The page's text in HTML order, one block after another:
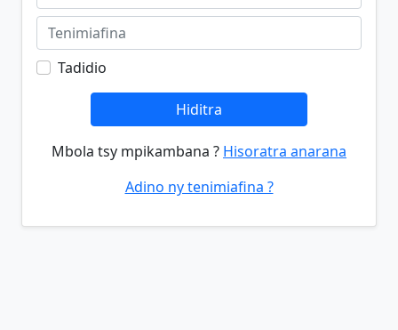
Tadidio
Hiditra
Mbola tsy mpikambana ? Hisoratra anarana
Adino ny tenimiafina ?